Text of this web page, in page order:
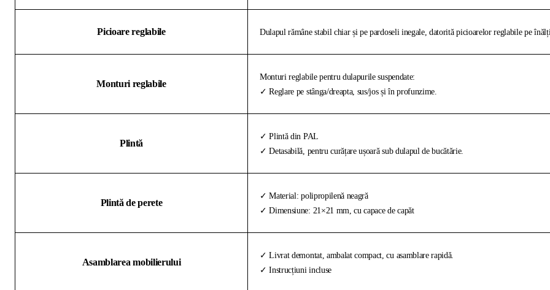
Picioare reglabile Dulapul rămâne stabil chiar și pe pardoseli inegale, datorită picioarelor reglabile pe
Monturi reglabile
Monturi reglabile pentru dulapurile suspendate:
✓ Reglare pe stânga/dreapta, sus/jos și în profunzime.
Plintă
✓ Plintă din PAL
✓ Detasabilă, pentru curățare ușoară sub dulapul de bucătărie.
Plintă de perete
✓ Material: polipropilenă neagră
✓ Dimensiune: 21×21 mm, cu capace de capăt
Asamblarea mobilierului
✓ Livrat demontat, ambalat compact, cu asamblare rapidă.
✓ Instrucțiuni incluse